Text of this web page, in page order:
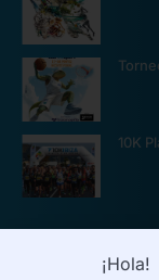
10K
CONTRATACIÓN